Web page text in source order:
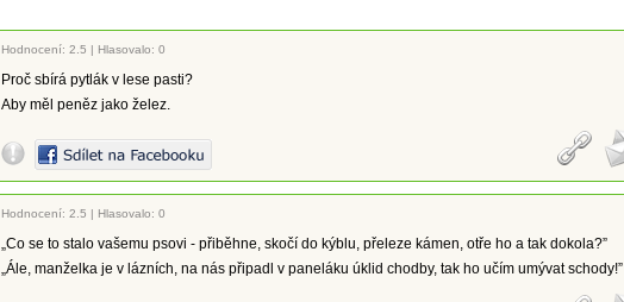
Hodnocení: 2.5 | Hlasovalo: 0
Proč sbírá pytlák v lese pasti?
Aby měl peněz jako želez.
Hodnocení: 2.5 | Hlasovalo: 0
„Co se to stalo vašemu psovi - přiběhne, skočí do kýblu, přeleze kámen, otře ho a tak dokola?”
„Ále, manželka je v lázních, na nás připadl v paneláku úklid chodby, tak ho učím umývat schody!”